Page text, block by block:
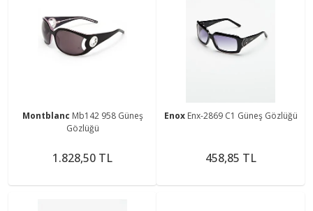
Montblanc Mb142 958 Güneş
Gözlüğü
1.828,50 TL
Enox Enx-2869 C1 Güneş Gözlüğü
458,85 TL